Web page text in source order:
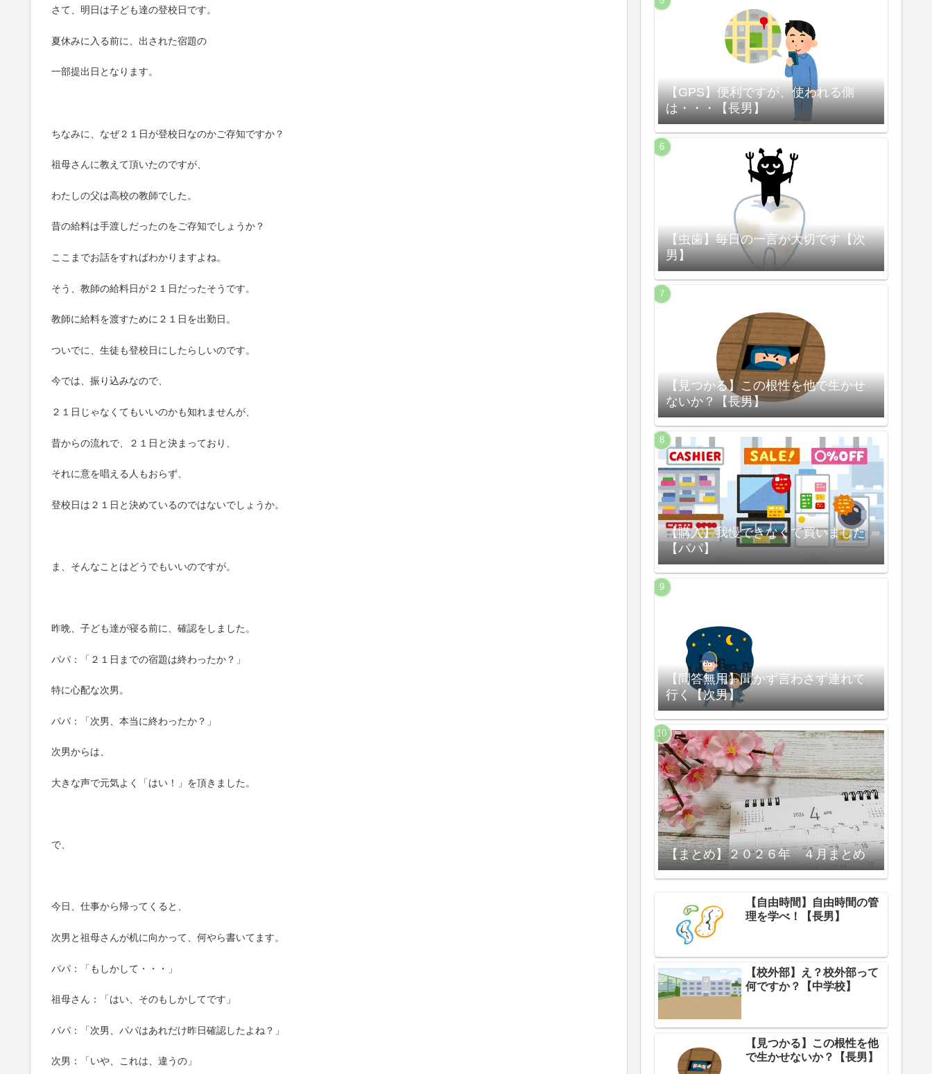
さて、明日は子ども達の登校日です。
夏休みに入る前に、出された宿題の
一部提出日となります。
ちなみに、なぜ２１日が登校日なのかご存知ですか？
祖母さんに教えて頂いたのですが、
わたしの父は高校の教師でした。
昔の給料は手渡しだったのをご存知でしょうか？
ここまでお話をすればわかりますよね。
そう、教師の給料日が２１日だったそうです。
教師に給料を渡すために２１日を出勤日。
ついでに、生徒も登校日にしたらしいのです。
今では、振り込みなので、
２１日じゃなくてもいいのかも知れませんが、
昔からの流れで、２１日と決まっており、
それに意を唱える人もおらず、
登校日は２１日と決めているのではないでしょうか。
ま、そんなことはどうでもいいのですが。
昨晩、子ども達が寝る前に、確認をしました。
パパ：「２１日までの宿題は終わったか？」
特に心配な次男。
パパ：「次男、本当に終わったか？」
次男からは、
大きな声で元気よく「はい！」を頂きました。
で、
今日、仕事から帰ってくると、
次男と祖母さんが机に向かって、何やら書いてます。
パパ：「もしかして・・・」
祖母さん：「はい、そのもしかしてです」
パパ：「次男、パパはあれだけ昨日確認したよね？」
次男：「いや、これは、違うの」
【GPS】便利ですが、使われる側
は・・・【長男】
【虫歯】毎日の一言が大切です【次
男】
【見つかる】この根性を他で生かせ
ないか？【長男】
【購入】我慢できなくて買いました
【パパ】
【問答無用】聞かず言わさず連れて
行く【次男】
【まとめ】２０２６年 ４月まとめ
【自由時間】自由時間の管
理を学べ！【長男】
【校外部】え？校外部って
何ですか？【中学校】
【見つかる】この根性を他
で生かせないか？【長男】